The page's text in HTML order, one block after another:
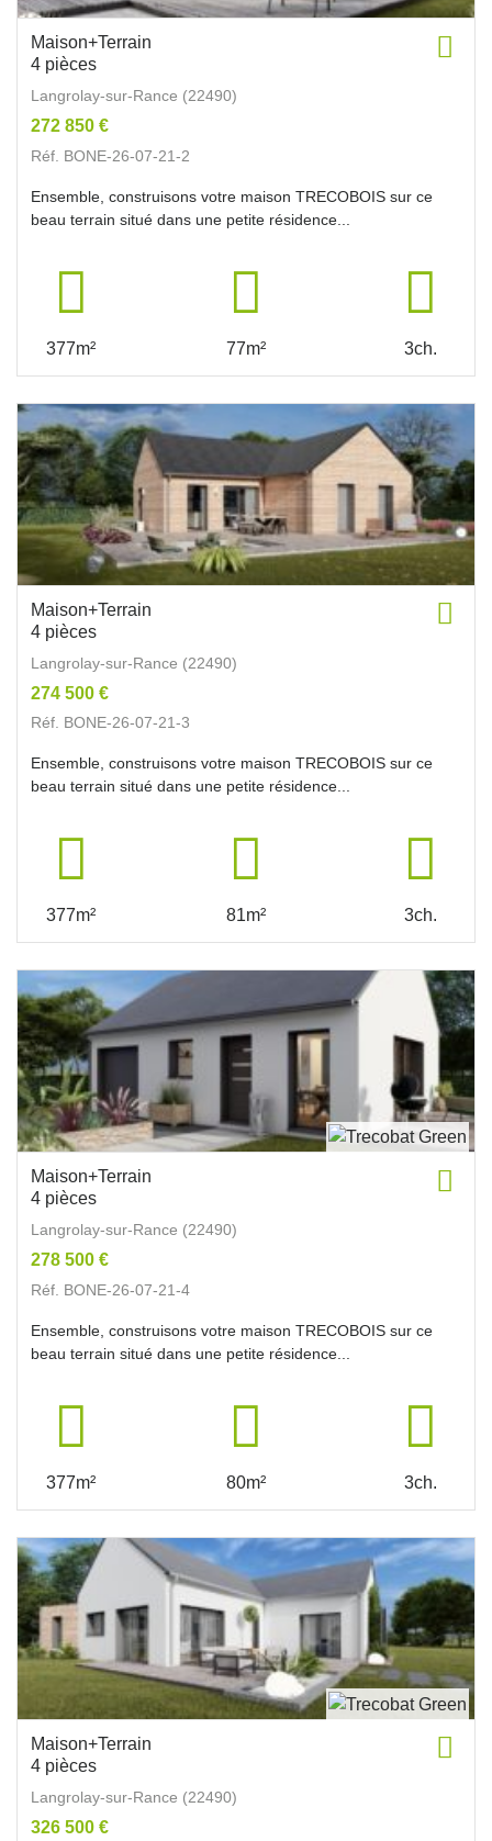
Maison+Terrain
4 pièces
Langrolay-sur-Rance (22490)
272 850 €
Réf. BONE-26-07-21-2
Ensemble, construisons votre maison TRECOBOIS sur ce
beau terrain situé dans une petite résidence...
377m² 77m² 3ch.
Maison+Terrain
4 pièces
Langrolay-sur-Rance (22490)
274 500 €
Réf. BONE-26-07-21-3
Ensemble, construisons votre maison TRECOBOIS sur ce
beau terrain situé dans une petite résidence...
377m² 81m² 3ch.
Maison+Terrain
4 pièces
Langrolay-sur-Rance (22490)
278 500 €
Réf. BONE-26-07-21-4
Ensemble, construisons votre maison TRECOBOIS sur ce
beau terrain situé dans une petite résidence...
377m² 80m² 3ch.
Maison+Terrain
4 pièces
Langrolay-sur-Rance (22490)
326 500 €